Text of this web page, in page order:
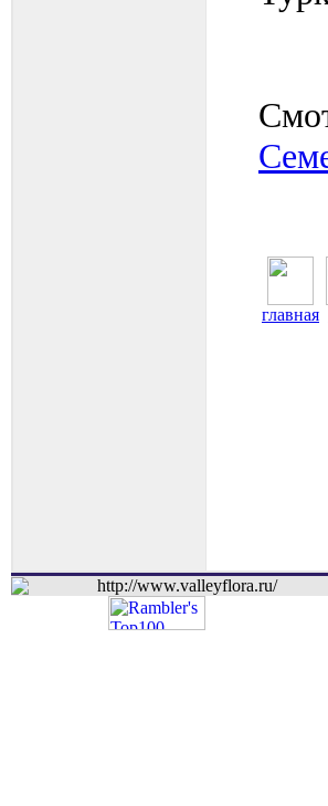
главная
http://www.valleyflora.ru/